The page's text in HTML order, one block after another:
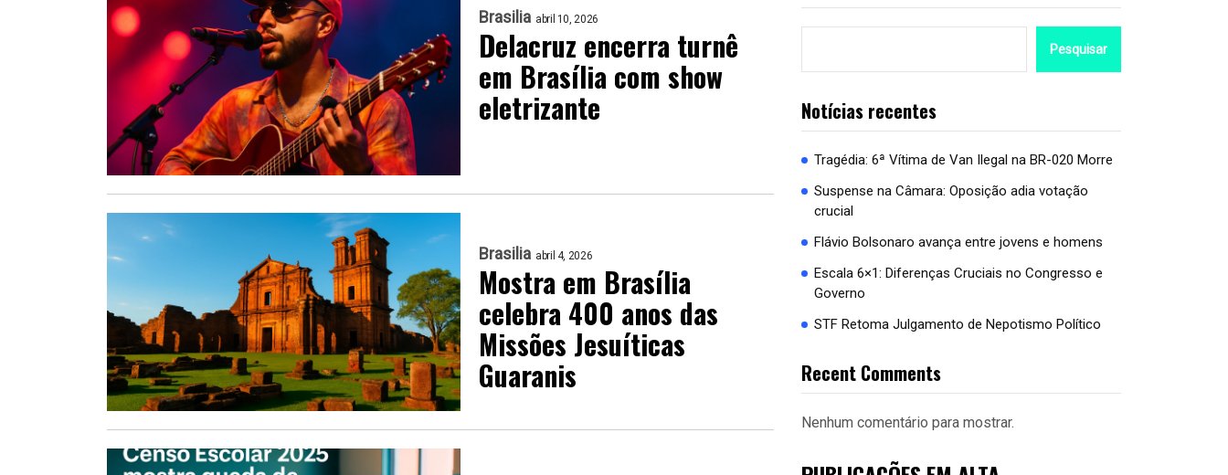
Brasilia abril 10, 2026
Delacruz encerra turnê
em Brasília com show
eletrizante
Brasilia abril 4, 2026
Mostra em Brasília
celebra 400 anos das
Missões Jesuíticas
Guaranis
Pesquisar
Notícias recentes
Tragédia: 6ª Vítima de Van Ilegal na BR-020 Morre
Suspense na Câmara: Oposição adia votação
crucial
Flávio Bolsonaro avança entre jovens e homens
Escala 6×1: Diferenças Cruciais no Congresso e
Governo
STF Retoma Julgamento de Nepotismo Político
Recent Comments
Nenhum comentário para mostrar.